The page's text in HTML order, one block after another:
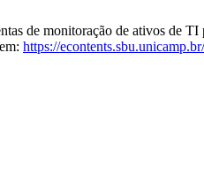
de monitoração de ativos de
https://